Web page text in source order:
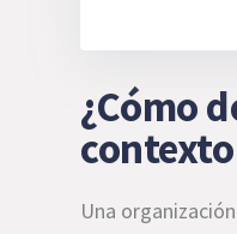
¿Cómo
Una